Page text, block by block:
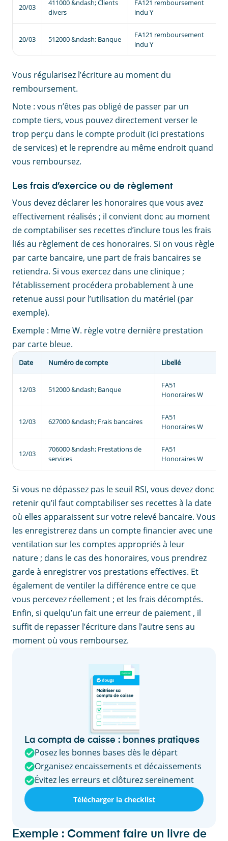
20/03
411000 &ndash; Clients
divers
FA121 remboursement
indu Y
20/03 512000 &ndash; Banque
FA121 remboursement
indu Y
Vous régularisez l’écriture au moment du
remboursement.
Note : vous n’êtes pas obligé de passer par un
compte tiers, vous pouvez directement verser le
trop perçu dans le compte produit (ici prestations
de services) et le reprendre au même endroit quand
vous remboursez.
Les frais d’exercice ou de règlement
Vous devez déclarer les honoraires que vous avez
effectivement réalisés ; il convient donc au moment
de comptabiliser ses recettes d’inclure tous les frais
liés au règlement de ces honoraires. Si on vous règle
par carte bancaire, une part de frais bancaires se
retiendra. Si vous exercez dans une clinique ;
l’établissement procédera probablement à une
retenue aussi pour l’utilisation du matériel (par
exemple).
Exemple : Mme W. règle votre dernière prestation
par carte bleue.
Date Numéro de compte Libellé
12/03 512000 &ndash; Banque
FA51
Honoraires W
12/03 627000 &ndash; Frais bancaires
FA51
Honoraires W
12/03
706000 &ndash; Prestations de
services
FA51
Honoraires W
Si vous ne dépassez pas le seuil RSI, vous devez donc
retenir qu’il faut comptabiliser ses recettes à la date
où elles apparaissent sur votre relevé bancaire. Vous
les enregistrerez dans un compte financier avec une
ventilation sur les comptes appropriés à leur
nature ; dans le cas des honoraires, vous prendrez
garde à enregistrer vos prestations effectives. Et
également de ventiler la différence entre ce que
vous percevez réellement ; et les frais décomptés.
Enfin, si quelqu’un fait une erreur de paiement , il
suffit de repasser l’écriture dans l’autre sens au
moment où vous remboursez.
La compta de caisse : bonnes pratiques
Posez les bonnes bases dès le départ
Organisez encaissements et décaissements
Évitez les erreurs et clôturez sereinement
Télécharger la checklist
Exemple : Comment faire un livre de